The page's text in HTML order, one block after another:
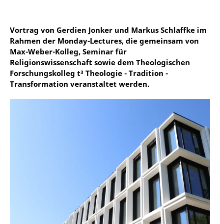
Vortrag von Gerdien Jonker und Markus Schlaffke im
Rahmen der Monday-Lectures, die gemeinsam von
Max-Weber-Kolleg, Seminar für
Religionswissenschaft sowie dem Theologischen
Forschungskolleg t³ Theologie - Tradition -
Transformation veranstaltet werden.